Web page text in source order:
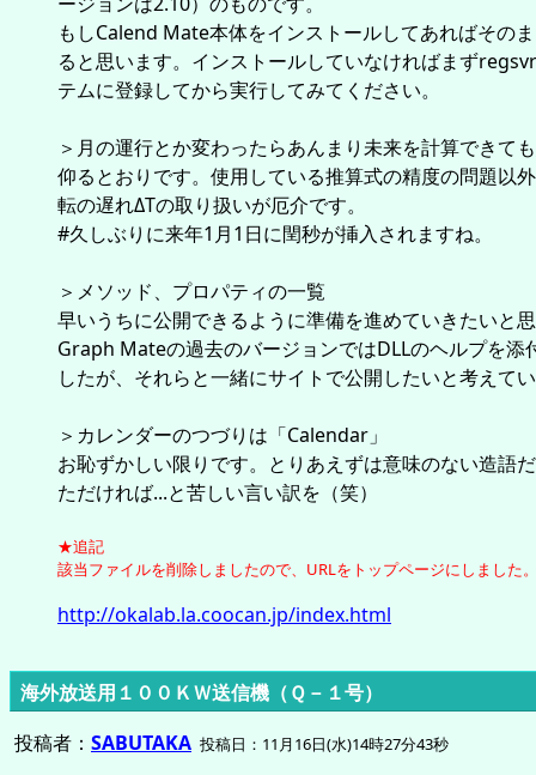
もしCalend Mate本体をインストールしてあればその
ると思います。インストールしていなければまず
テムに登録してから実行してみてください。
＞月の運行とか変わったらあんまり未来を計算できて
仰るとおりです。使用している推算式の精度の問題以
転の遅れΔTの取り扱いが厄介です。
#久しぶりに来年1月1日に閏秒が挿入されますね。
＞メソッド、プロパティの一覧
早いうちに公開できるように準備を進めていきたいと
Graph Mateの過去のバージョンではDLLのヘルプを添
したが、それらと一緒にサイトで公開したいと考えて
＞カレンダーのつづりは「Calendar」
お恥ずかしい限りです。とりあえずは意味のない造語
ただければ...と苦しい言い訳を（笑）
★追記
該当ファイルを削除しましたので、URLをトップページにしました
http://okalab.la.coocan.jp/index.html
海外放送用１００ＫＷ送信機（Ｑ－１号）
投稿者： SABUTAKA 投稿日：11月16日(水)14時27分43秒